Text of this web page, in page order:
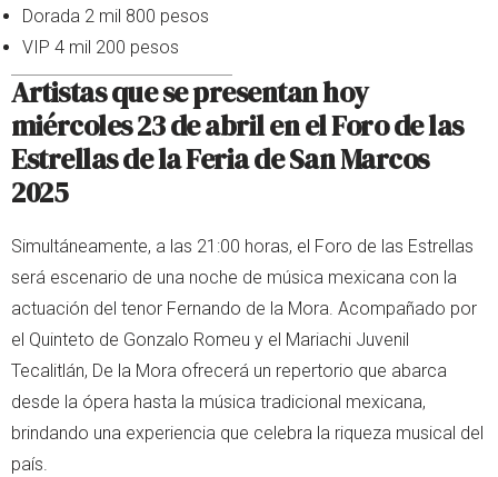
Dorada 2 mil 800 pesos
VIP 4 mil 200 pesos
Artistas que se presentan hoy
miércoles 23 de abril en el Foro de las
Estrellas de la Feria de San Marcos
2025
Simultáneamente, a las 21:00 horas, el Foro de las Estrellas
será escenario de una noche de música mexicana con la
actuación del tenor Fernando de la Mora. Acompañado por
el Quinteto de Gonzalo Romeu y el Mariachi Juvenil
Tecalitlán, De la Mora ofrecerá un repertorio que abarca
desde la ópera hasta la música tradicional mexicana,
brindando una experiencia que celebra la riqueza musical del
país.